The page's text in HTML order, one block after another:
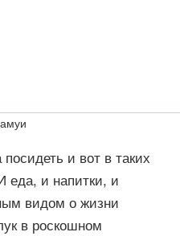
и вот в таких
еда, и напитки, и
видом о жизни
в роскошном